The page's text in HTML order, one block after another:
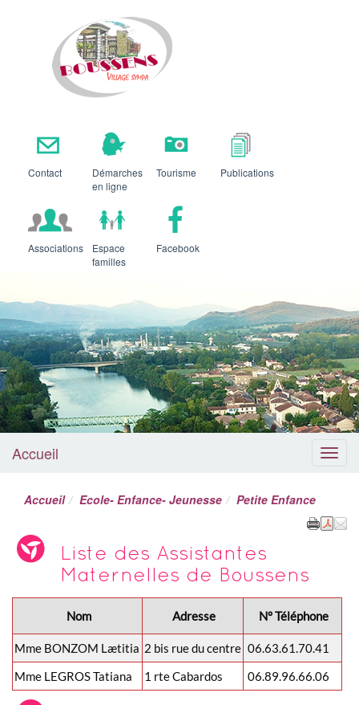
Boussens
Contact
Démarches
en ligne
Tourisme Publications
Associations
Espace
familles
Facebook
Menu
Accueil
Accueil Ecole- Enfance- Jeunesse Petite Enfance
Liste des Assistantes
Maternelles de Boussens
Nom Adresse N° Téléphone
Mme BONZOM Lætitia 2 bis rue du centre 06.63.61.70.41
Mme LEGROS Tatiana
1 rte Cabardos 06.89.96.66.06